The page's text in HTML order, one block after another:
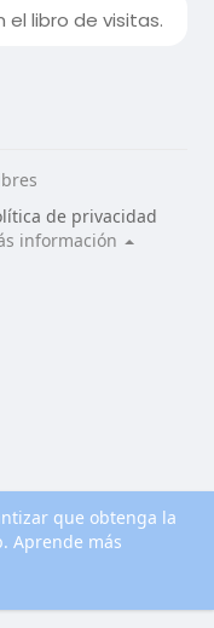
que obtenga la
Aprende más
el libro de visitas.
de privacidad
información